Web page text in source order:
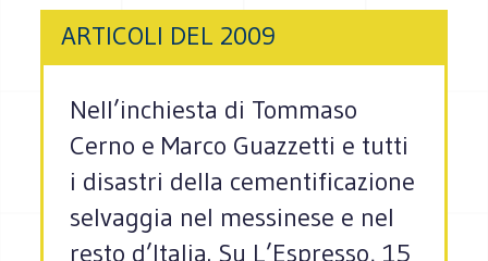
ARTICOLI DEL 2009
Nell’inchiesta di Tommaso
Cerno e Marco Guazzetti e tutti
i disastri della cementificazione
selvaggia nel messinese e nel
resto d’Italia. Su L’Espresso, 15